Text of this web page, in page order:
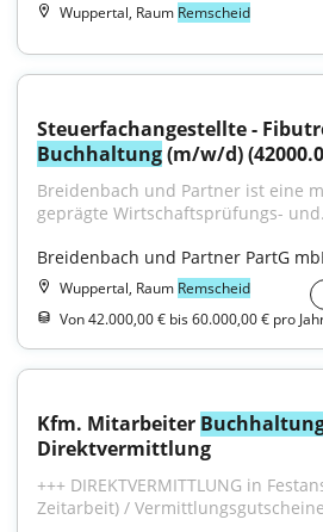
Wuppertal, Raum Remscheid
Buchhaltung (m/w/d)
Breidenbach und Partner ist eine
geprägte Wirtschaftsprüfungs-
Breidenbach und Partner PartG
Wuppertal, Raum Remscheid
Von 42.000,00 € bis 60.000,00 € pro
Kfm. Mitarbeiter
Direktvermittlung
+++ DIREKTVERMITTLUNG in
Zeitarbeit) /